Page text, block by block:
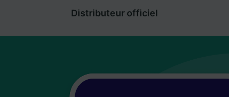
Distributeur officiel